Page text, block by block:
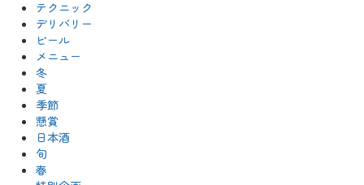
テクニック
デリバリー
ビール
メニュー
冬
夏
季節
懸賞
日本酒
旬
春